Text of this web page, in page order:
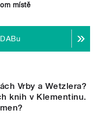
místě
Vrby a Wetzlera?
knih v Klementinu.